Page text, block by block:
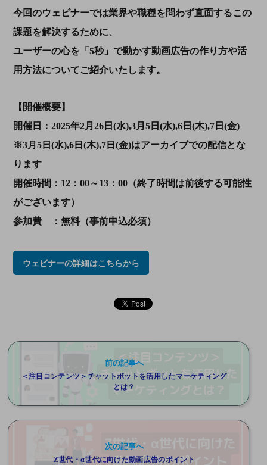
今回のウェビナーでは業界や職種を問わず直面するこの
課題を解決するために、
ユーザーの心を「5秒」で動かす動画広告の作り方や活
用方法についてご紹介いたします。
【開催概要】
開催日：2025年2月26日(水),3月5日(水),6日(木),7日(金)
※3月5日(水),6日(木),7日(金)はアーカイブでの配信とな
ります
開催時間：12：00～13：00（終了時間は前後する可能性
がございます）
参加費 ：無料（事前申込必須）
ウェビナーの詳細はこちらから
前の記事へ
＜注目コンテンツ＞チャットボットを活用したマーケティング
とは？
次の記事へ
Z世代・α世代に向けた動画広告のポイント